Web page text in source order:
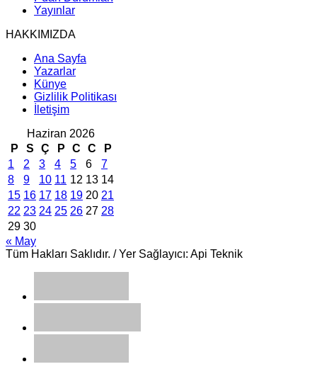
Yayınlar
HAKKIMIZDA
Ana Sayfa
Yazarlar
Künye
Gizlilik Politikası
İletişim
Haziran 2026
P
S Ç P C C
P
1
2 3 4 5 6
7
8
9 10 11 12 13 14
15 16 17 18 19 20 21
22 23 24 25 26 27 28
29 30
« May
Tüm Hakları Saklıdır. / Yer Sağlayıcı: Api Teknik